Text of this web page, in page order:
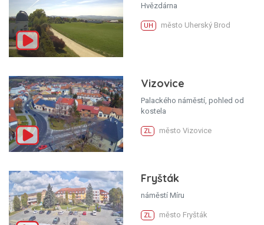
Hvězdárna
UH město Uherský Brod
Vizovice
Palackého náměstí, pohled od
kostela
ZL město Vizovice
Fryšták
náměstí Míru
ZL město Fryšták